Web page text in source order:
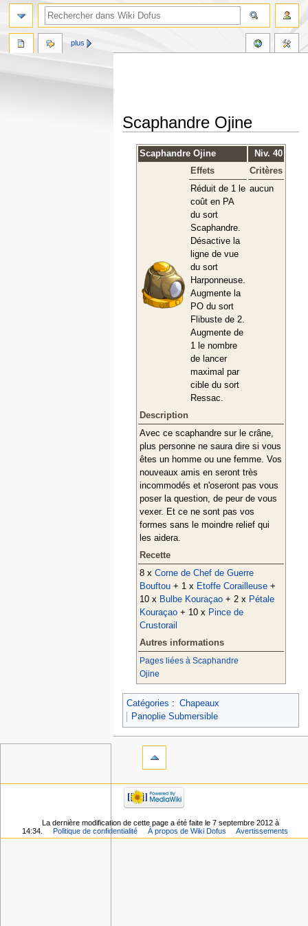
Scaphandre Ojine
Scaphandre Ojine
Niv. 40
Effets
Critères
Réduit de 1 le
coût en PA
du sort
Scaphandre.
Désactive la
ligne de vue
du sort
Harponneuse.
Augmente la
PO du sort
Flibuste de 2.
Augmente de
1 le nombre
de lancer
maximal par
cible du sort
Ressac.
aucun
Description
Avec ce scaphandre sur le crâne,
plus personne ne saura dire si vous
êtes un homme ou une femme. Vos
nouveaux amis en seront très
incommodés et n'oseront pas vous
poser la question, de peur de vous
vexer. Et ce ne sont pas vos
formes sans le moindre relief qui
les aidera.
Recette
8 x Corne de Chef de Guerre
Bouftou+ 1 x Etoffe Corailleuse+
10 x Bulbe Kouraçao+ 2 x Pétale
Kouraçao+ 10 x Pince de
Crustorail
Autres informations
Pages liées à Scaphandre
Ojine
Catégories : Chapeaux
Panoplie Submersible
plus
La dernière modification de cette page a été faite le 7 septembre 2012 à
14:34.
Politique de confidentialité À propos de Wiki Dofus Avertissements